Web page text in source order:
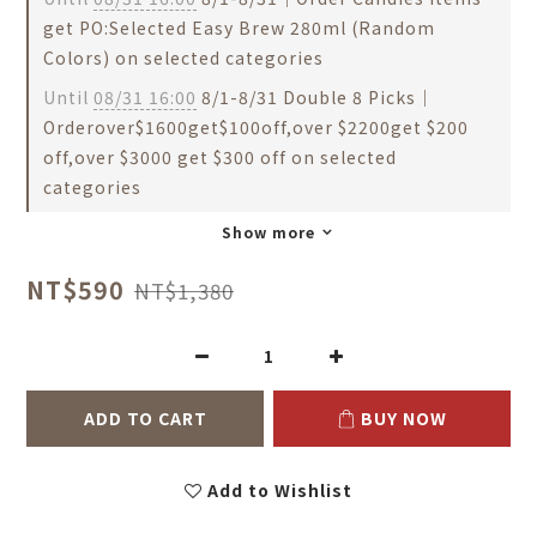
get PO:Selected Easy Brew 280ml (Random
Colors) on selected categories
Until 08/31 16:00 8/1-8/31 Double 8 Picks｜
Orderover$1600get$100off,over $2200get $200
off,over $3000 get $300 off on selected
categories
Show more
NT$590 NT$1,380
ADD TO CART BUY NOW
Add to Wishlist